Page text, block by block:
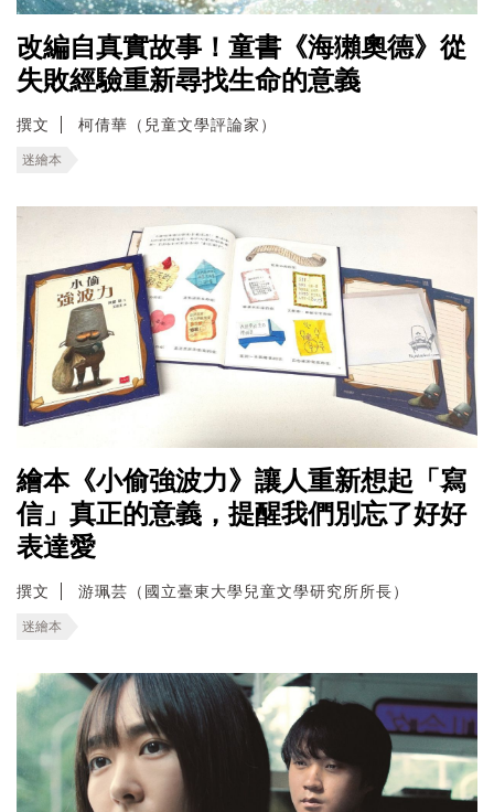
改編自真實故事！童書《海獺奧德》從
失敗經驗重新尋找生命的意義
撰文 柯倩華（兒童文學評論家）
迷繪本
繪本《小偷強波力》讓人重新想起「寫
信」真正的意義，提醒我們別忘了好好
表達愛
撰文 游珮芸（國立臺東大學兒童文學研究所所長）
迷繪本